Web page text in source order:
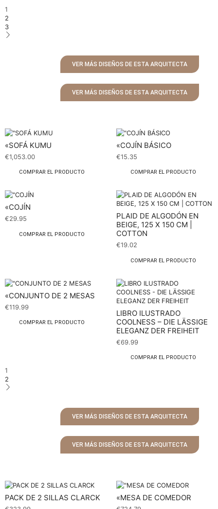
1
2
3
VER MÁS DISEÑOS DE ESTA ARQUITECTA
VER MÁS DISEÑOS DE ESTA ARQUITECTA
«SOFÁ KUMU
€1,053.00
COMPRAR EL PRODUCTO
«COJÍN BÁSICO
€15.35
COMPRAR EL PRODUCTO
«COJÍN
€29.95
COMPRAR EL PRODUCTO
PLAID DE ALGODÓN EN
BEIGE, 125 X 150 CM |
COTTON
€19.02
COMPRAR EL PRODUCTO
«CONJUNTO DE 2 MESAS
€119.99
COMPRAR EL PRODUCTO
LIBRO ILUSTRADO
COOLNESS – DIE LÄSSIGE
ELEGANZ DER FREIHEIT
€69.99
COMPRAR EL PRODUCTO
1
2
VER MÁS DISEÑOS DE ESTA ARQUITECTA
VER MÁS DISEÑOS DE ESTA ARQUITECTA
PACK DE 2 SILLAS CLARCK «MESA DE COMEDOR